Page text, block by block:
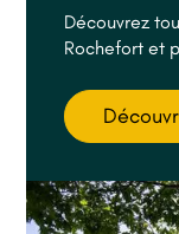
Découvrez
Rochefort et